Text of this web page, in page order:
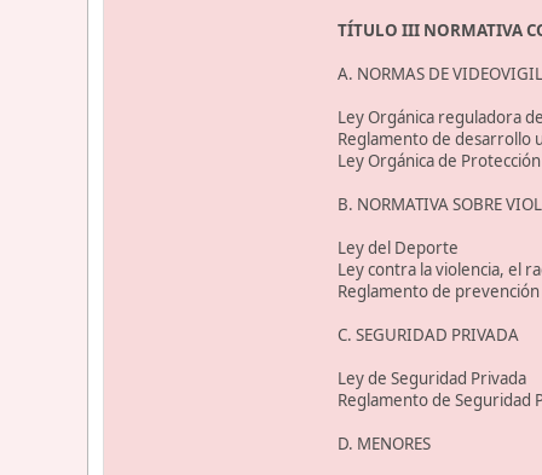
TÍTULO III NORMATIVA
A. NORMAS DE
Ley Orgánica reguladora
Reglamento de desarrollo
Ley Orgánica de
B. NORMATIVA SOBRE
Ley del Deporte
Ley contra la violencia, el
Reglamento de
C. SEGURIDAD PRIVADA
Ley de Seguridad Privada
Reglamento de Seguridad
D. MENORES